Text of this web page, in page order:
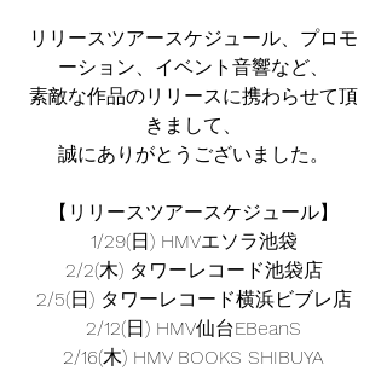
リリースツアースケジュール、プロモ
ーション、イベント音響など、
素敵な作品のリリースに携わらせて頂
きまして、
誠にありがとうございました。
【リリースツアースケジュール】
1/29(日) HMVエソラ池袋
2/2(木) タワーレコード池袋店
2/5(日) タワーレコード横浜ビブレ店
2/12(日) HMV仙台EBeanS
2/16(木) HMV BOOKS SHIBUYA